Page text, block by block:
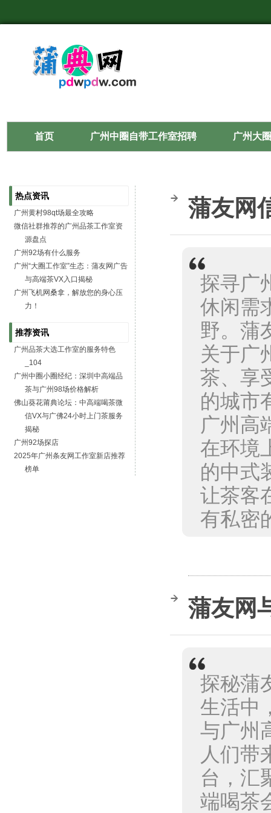
首页 广州中圈自带工作室招聘 广州大
蒲友网
探寻广
休闲需
野。蒲
关于广
茶、享
的城市
广州高
在环境
的中式
让茶客
有私密
蒲友网
探秘蒲
生活中
与广州
人们带
台，汇
端喝茶
热点资讯
广州黄村98qt场最全攻略
微信社群推荐的广州品茶工作室资
源盘点
广州92场有什么服务
广州“大圈工作室”生态：蒲友网广告
与高端茶VX入口揭秘
广州飞机网桑拿，解放您的身心压
力！
推荐资讯
广州品茶大选工作室的服务特色
_104
广州中圈小圈经纪：深圳中高端品
茶与广州98场价格解析
佛山葵花莆典论坛：中高端喝茶微
信VX与广佛24小时上门茶服务
揭秘
广州92场探店
2025年广州条友网工作室新店推荐
榜单